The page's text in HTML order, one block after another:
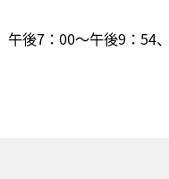
午後7：00～午後9：54